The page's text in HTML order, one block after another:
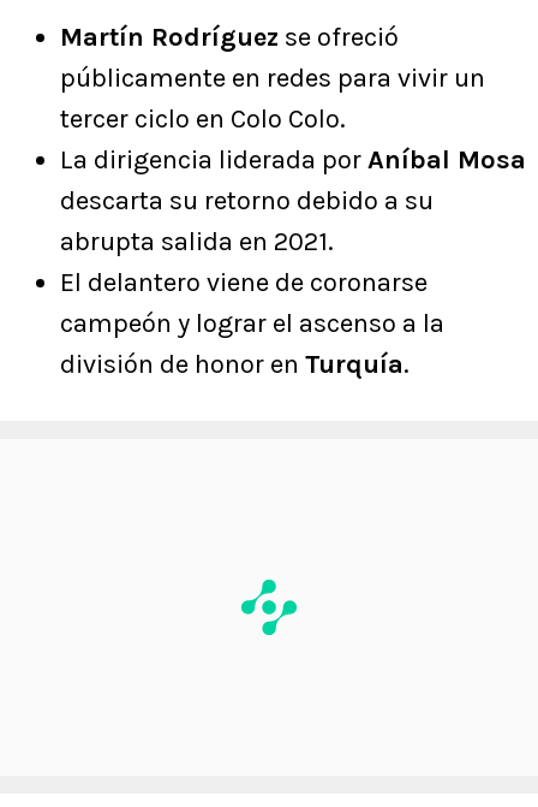
Martín Rodríguez se ofreció
públicamente en redes para vivir un
tercer ciclo en Colo Colo.
La dirigencia liderada porAníbal Mosa
descarta su retorno debido a su
abrupta salida en 2021.
El delantero viene de coronarse
campeón y lograr el ascenso a la
división de honor en Turquía.